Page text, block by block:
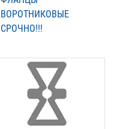
ВОРОТНИКОВЫЕ
СРОЧНО!!!